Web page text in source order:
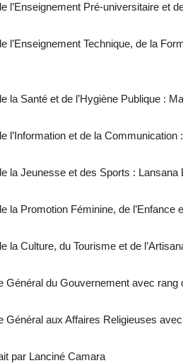
l’Enseignement Pré-universitaire et
l’Enseignement Technique, de la
la Santé et de l’Hygiène Publique :
l’Information et de la Communication
la Jeunesse et des Sports : Lansana
la Promotion Féminine, de
la Culture, du Tourisme et de
Général du Gouvernement avec
Général aux Affaires Religieuses
par Lanciné Camara